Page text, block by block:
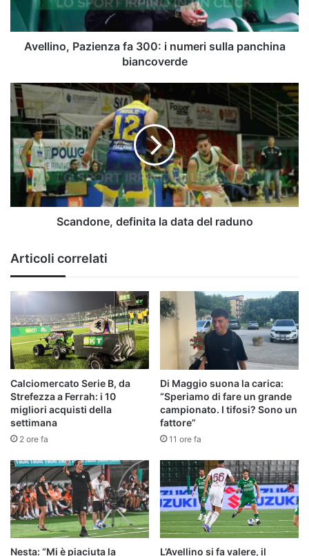
panchina
biancoverde
Avellino, Pazienza fa 300: i numeri sulla panchina
biancoverde
Scandone,
definita
la
data
del
raduno
Scandone, definita la data del raduno
Articoli correlati
Calciomercato Serie B, da
Strefezza a Ferrah: i 10
migliori acquisti della
settimana
2 ore fa
Di Maggio suona la carica:
“Speriamo di fare un grande
campionato. I tifosi? Sono un
fattore”
11 ore fa
Nesta: “Mi è piaciuta la
L’Avellino si fa valere, il